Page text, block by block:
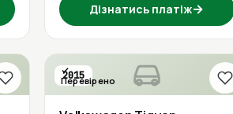
Дізнатись платіж→
2015
Перевірено